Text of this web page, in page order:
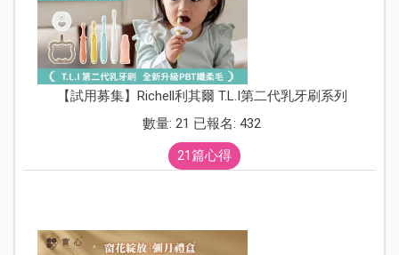
【試用募集】Richell利其爾 T.L.I第二代乳牙刷系列
數量: 21 已報名: 432
21篇心得